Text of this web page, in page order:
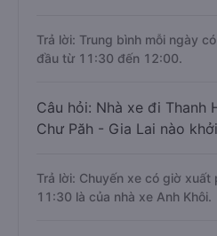
Trả lời: Trung bình mỗi ngày
đầu từ 11:30 đến 12:00.
Câu hỏi: Nhà xe đi Thanh
Chư Păh - Gia Lai nào
Trả lời: Chuyến xe có giờ xuất
11:30 là của nhà xe Anh Khôi.